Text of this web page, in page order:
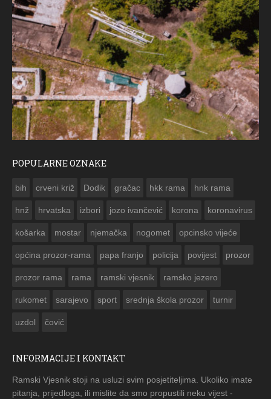
POPULARNE OZNAKE
bih crveni križ Dodik gračac hkk rama hnk rama
hnž hrvatska izbori jozo ivančević korona koronavirus
košarka mostar njemačka nogomet opcinsko vijeće
općina prozor-rama papa franjo policija povijest prozor
prozor rama rama ramski vjesnik ramsko jezero
rukomet sarajevo sport srednja škola prozor turnir
uzdol čović
INFORMACIJE I KONTAKT
Ramski Vjesnik stoji na usluzi svim posjetiteljima. Ukoliko imate
pitanja, prijedloga, ili mislite da smo propustili neku vijest -